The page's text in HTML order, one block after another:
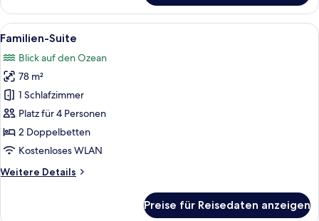
Zimmer,
2 Doppelbetten
(with
Pool)
Alle
Fotos
für
Familien-
Suite
anzeigen
Ein Hotelzimmer mit einem großen
11
Familien-Suite
Blick auf den Ozean
78 m²
1 Schlafzimmer
Platz für 4 Personen
2 Doppelbetten
Kostenloses WLAN
Weitere Details
Weitere
Preise für Reisedaten anzeigen